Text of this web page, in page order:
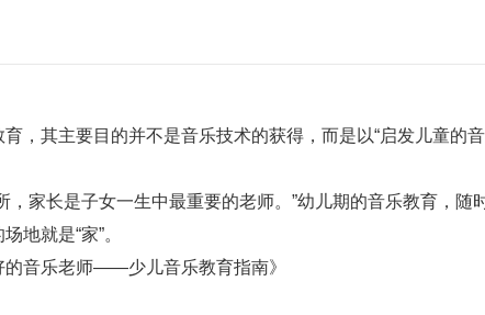
，其主要目的并不是音乐技术的获得，而是以“启发儿童的音
，家长是子女一生中最重要的老师。”幼儿期的音乐教育，随
地就是“家”。
音乐老师——少儿音乐教育指南》